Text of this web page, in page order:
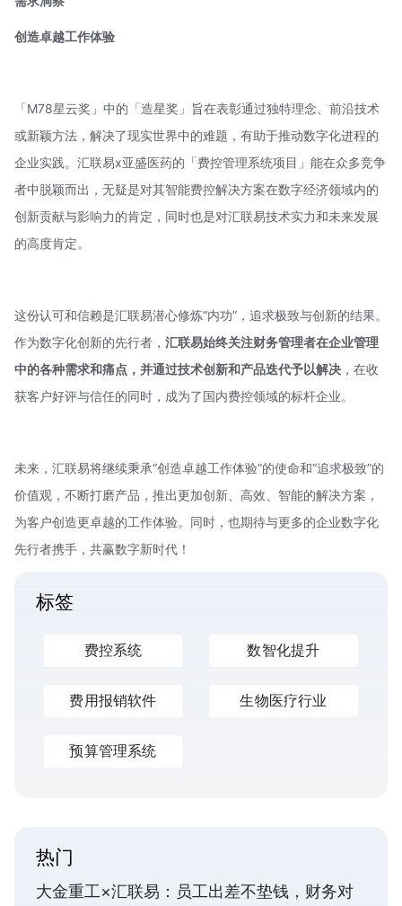
创造卓越工作体验
「M78星云奖」中的「造星奖」旨在表彰通过独特理念、前沿技术
或新颖方法，解决了现实世界中的难题，有助于推动数字化进程的
企业实践。汇联易x亚盛医药的「费控管理系统项目」能在众多竞争
者中脱颖而出，无疑是对其智能费控解决方案在数字经济领域内的
创新贡献与影响力的肯定，同时也是对汇联易技术实力和未来发展
的高度肯定。
这份认可和信赖是汇联易潜心修炼“内功”，追求极致与创新的结果。
作为数字化创新的先行者， 汇联易始终关注财务管理者在企业管理
中的各种需求和痛点，并通过技术创新和产品迭代予以解决 ，在收
获客户好评与信任的同时，成为了国内费控领域的标杆企业。
未来，汇联易将继续秉承“创造卓越工作体验”的使命和“追求极致”的
价值观，不断打磨产品，推出更加创新、高效、智能的解决方案，
为客户创造更卓越的工作体验。同时，也期待与更多的企业数字化
先行者携手，共赢数字新时代！
标签
费控系统 数智化提升
费用报销软件 生物医疗行业
预算管理系统
热门
大金重工×汇联易：员工出差不垫钱，财务对